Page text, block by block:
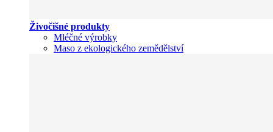
Živočišné produkty
Mléčné výrobky
Maso z ekologického zemědělství